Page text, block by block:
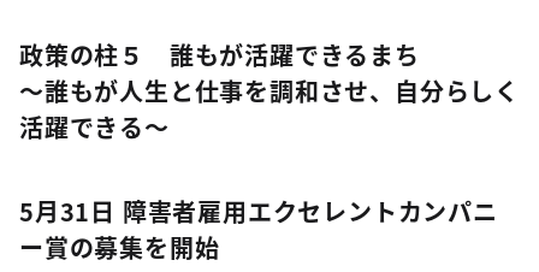
政策の柱５ 誰もが活躍できるまち
～誰もが人生と仕事を調和させ、自分らしく
活躍できる～
5月31日 障害者雇用エクセレントカンパニ
ー賞の募集を開始